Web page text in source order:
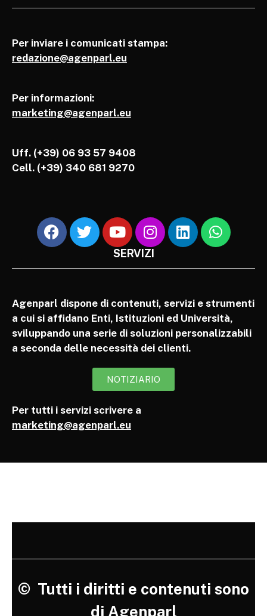
Per inviare i comunicati stampa:
redazione@agenparl.eu
Per informazioni:
marketing@agenparl.eu
Uff. (+39) 06 93 57 9408
Cell. (+39) 340 681 9270
SERVIZI
Agenparl dispone di contenuti, servizi e strumenti
a cui si affidano Enti, Istituzioni ed Università,
sviluppando una serie di soluzioni personalizzabili
a seconda delle necessità dei clienti.
NOTIZIARIO
Per tutti i servizi scrivere a
marketing@agenparl.eu
© Tutti i diritti e contenuti sono
di Agenparl